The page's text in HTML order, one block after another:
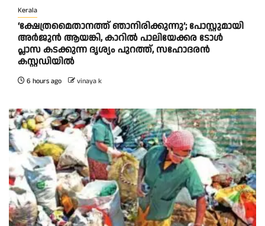
Kerala
‘ക്ഷേത്രമൈതാനത്ത് ഞാനിരിക്കുന്നു’; പോസ്റ്റുമായി
അർജുൻ ആയങ്കി, കാറിൽ പാലിയേക്കര ടോൾ
പ്ലാസ കടക്കുന്ന ദൃശ്യം പുറത്ത്, സഹോദരൻ
കസ്റ്റഡിയിൽ
6 hours ago vinaya k